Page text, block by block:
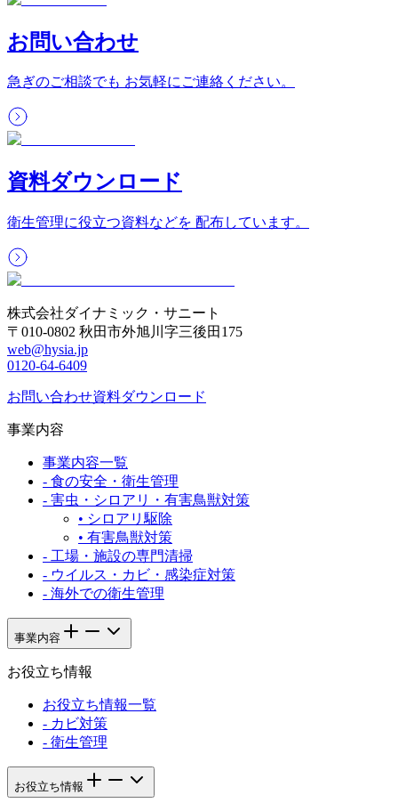
お問い合わせ
急ぎのご相談でも お気軽にご連絡ください。
資料ダウンロード
衛生管理に役立つ資料などを 配布しています。
株式会社ダイナミック・サニート
〒010-0802 秋田市外旭川字三後田175
web@hysia.jp
0120-64-6409
お問い合わせ資料ダウンロード
事業内容
事業内容一覧
- 食の安全・衛生管理
- 害虫・シロアリ・有害鳥獣対策
• シロアリ駆除
• 有害鳥獣対策
- 工場・施設の専門清掃
- ウイルス・カビ・感染症対策
- 海外での衛生管理
事業内容
お役立ち情報
お役立ち情報一覧
- カビ対策
- 衛生管理
お役立ち情報